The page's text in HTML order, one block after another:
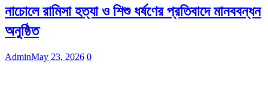
নাচোলে রামিসা হত্যা ও শিশু ধর্ষণের প্রতিবাদে মানববন্ধন
অনুষ্ঠিত
AdminMay 23, 2026 0